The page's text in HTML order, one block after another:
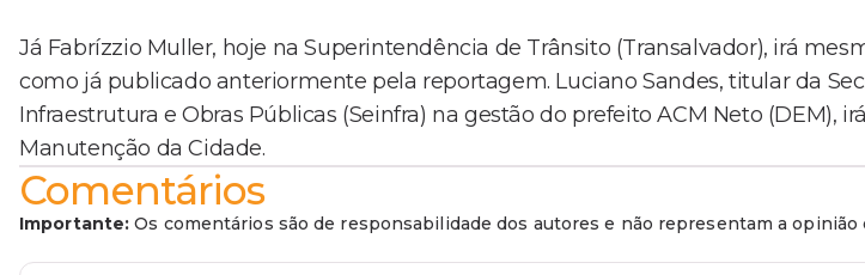
Já Fabrízzio Muller, hoje na Superintendência de Trânsito (Transalvador), irá
como já publicado anteriormente pela reportagem. Luciano Sandes, titular da
Infraestrutura e Obras Públicas (Seinfra) na gestão do prefeito ACM Neto (DEM),
Manutenção da Cidade.
Comentários
Importante: Os comentários são de responsabilidade dos autores e não representam a opinião